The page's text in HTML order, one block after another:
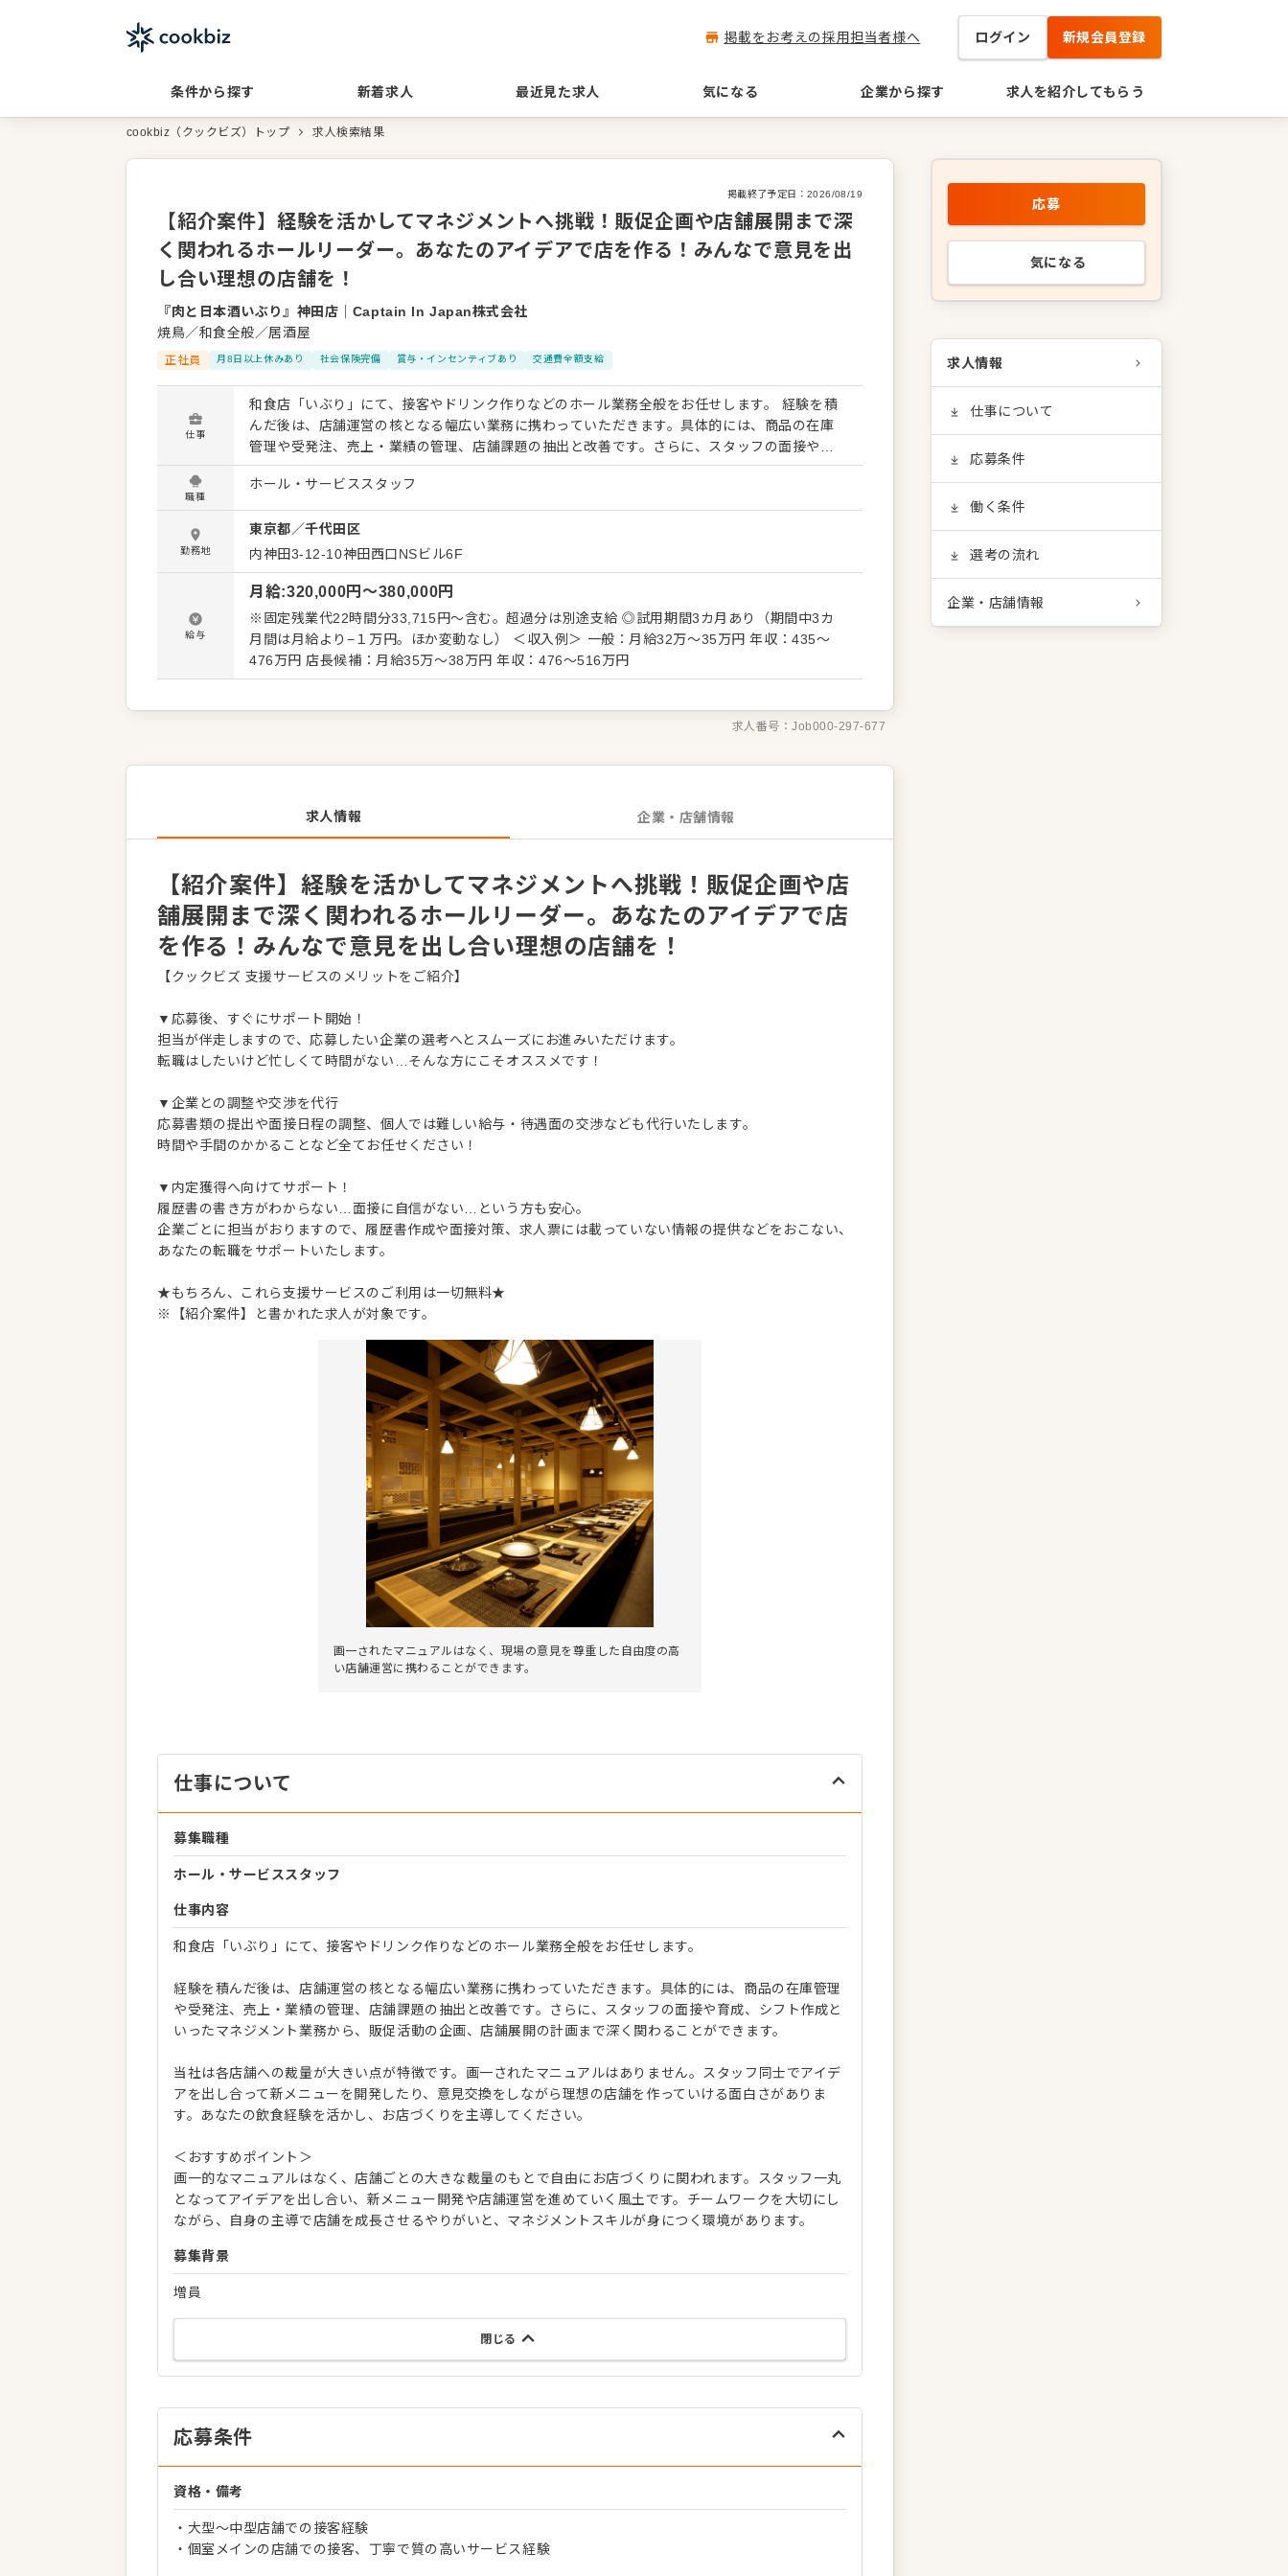
掲載をお考えの採用担当者様へ ログイン 新規会員登録
条件から探す 新着求人 最近見た求人 気になる 企業から探す 求人を紹介してもらう
cookbiz（クックビズ）トップ 求人検索結果
掲載終了予定日： 2026/08/19
【紹介案件】経験を活かしてマネジメントへ挑戦！販促企画や店舗展開まで深
く関われるホールリーダー。あなたのアイデアで店を作る！みんなで意見を出
し合い理想の店舗を！
『肉と日本酒いぶり』神田店
Captain In Japan株式会社
焼鳥／和食全般／居酒屋
正社員 月8日以上休みあり 社会保険完備 賞与・インセンティブあり 交通費全額支給
仕事
和食店「いぶり」にて、接客やドリンク作りなどのホール業務全般をお任せします。 経験を積
んだ後は、店舗運営の核となる幅広い業務に携わっていただきます。具体的には、商品の在庫
管理や受発注、売上・業績の管理、店舗課題の抽出と改善です。さらに、スタッフの面接や育
成、シフト作成といったマネジメント業務から、販促活動の企画、店舗展開の計画まで深く関
わることができます。 当社は各店舗への裁量が大きい点が特徴です。画一されたマニュアルは
ありません。スタッフ同士でアイデアを出し合って新メニューを開発したり、意見交換をしな
がら理想の店舗を作っていける面白さがあります。あなたの飲食経験を活かし、お店づくりを
主導してください。 ＜おすすめポイント＞ 画一的なマニュアルはなく、店舗ごとの大きな裁量
のもとで自由にお店づくりに関われます。スタッフ一丸となってアイデアを出し合い、新メニ
ュー開発や店舗運営を進めていく風土です。チームワークを大切にしながら、自身の主導で店
舗を成長させるやりがいと、マネジメントスキルが身につく環境があります。
職種
ホール・サービススタッフ
勤務地
東京都／千代田区
内神田3-12-10神田西口NSビル6F
給与
月給:320,000円〜380,000円
※固定残業代22時間分33,715円～含む。超過分は別途支給 ◎試用期間3カ月あり（期間中3カ
月間は月給より−１万円。ほか変動なし） ＜収入例＞ 一般：月給32万～35万円 年収：435～
476万円 店長候補：月給35万～38万円 年収：476～516万円
求人番号：Job000-297-677
求人情報 企業・店舗情報
【紹介案件】経験を活かしてマネジメントへ挑戦！販促企画や店
舗展開まで深く関われるホールリーダー。あなたのアイデアで店
を作る！みんなで意見を出し合い理想の店舗を！
【クックビズ 支援サービスのメリットをご紹介】
▼応募後、すぐにサポート開始！
担当が伴走しますので、応募したい企業の選考へとスムーズにお進みいただけます。
転職はしたいけど忙しくて時間がない…そんな方にこそオススメです！
▼企業との調整や交渉を代行
応募書類の提出や面接日程の調整、個人では難しい給与・待遇面の交渉なども代行いたします。
時間や手間のかかることなど全てお任せください！
▼内定獲得へ向けてサポート！
履歴書の書き方がわからない…面接に自信がない…という方も安心。
企業ごとに担当がおりますので、履歴書作成や面接対策、求人票には載っていない情報の提供などをおこない、
あなたの転職をサポートいたします。
★もちろん、これら支援サービスのご利用は一切無料★
※【紹介案件】と書かれた求人が対象です。
画一されたマニュアルはなく、現場の意見を尊重した自由度の高
い店舗運営に携わることができます。
仕事について
募集職種
ホール・サービススタッフ
仕事内容
和食店「いぶり」にて、接客やドリンク作りなどのホール業務全般をお任せします。
経験を積んだ後は、店舗運営の核となる幅広い業務に携わっていただきます。具体的には、商品の在庫管理
や受発注、売上・業績の管理、店舗課題の抽出と改善です。さらに、スタッフの面接や育成、シフト作成と
いったマネジメント業務から、販促活動の企画、店舗展開の計画まで深く関わることができます。
当社は各店舗への裁量が大きい点が特徴です。画一されたマニュアルはありません。スタッフ同士でアイデ
アを出し合って新メニューを開発したり、意見交換をしながら理想の店舗を作っていける面白さがありま
す。あなたの飲食経験を活かし、お店づくりを主導してください。
＜おすすめポイント＞
画一的なマニュアルはなく、店舗ごとの大きな裁量のもとで自由にお店づくりに関われます。スタッフ一丸
となってアイデアを出し合い、新メニュー開発や店舗運営を進めていく風土です。チームワークを大切にし
ながら、自身の主導で店舗を成長させるやりがいと、マネジメントスキルが身につく環境があります。
募集背景
増員
閉じる
応募条件
資格・備考
・大型〜中型店舗での接客経験
・個室メインの店舗での接客、丁寧で質の高いサービス経験
応募
気になる
求人情報
仕事について
応募条件
働く条件
選考の流れ
企業・店舗情報